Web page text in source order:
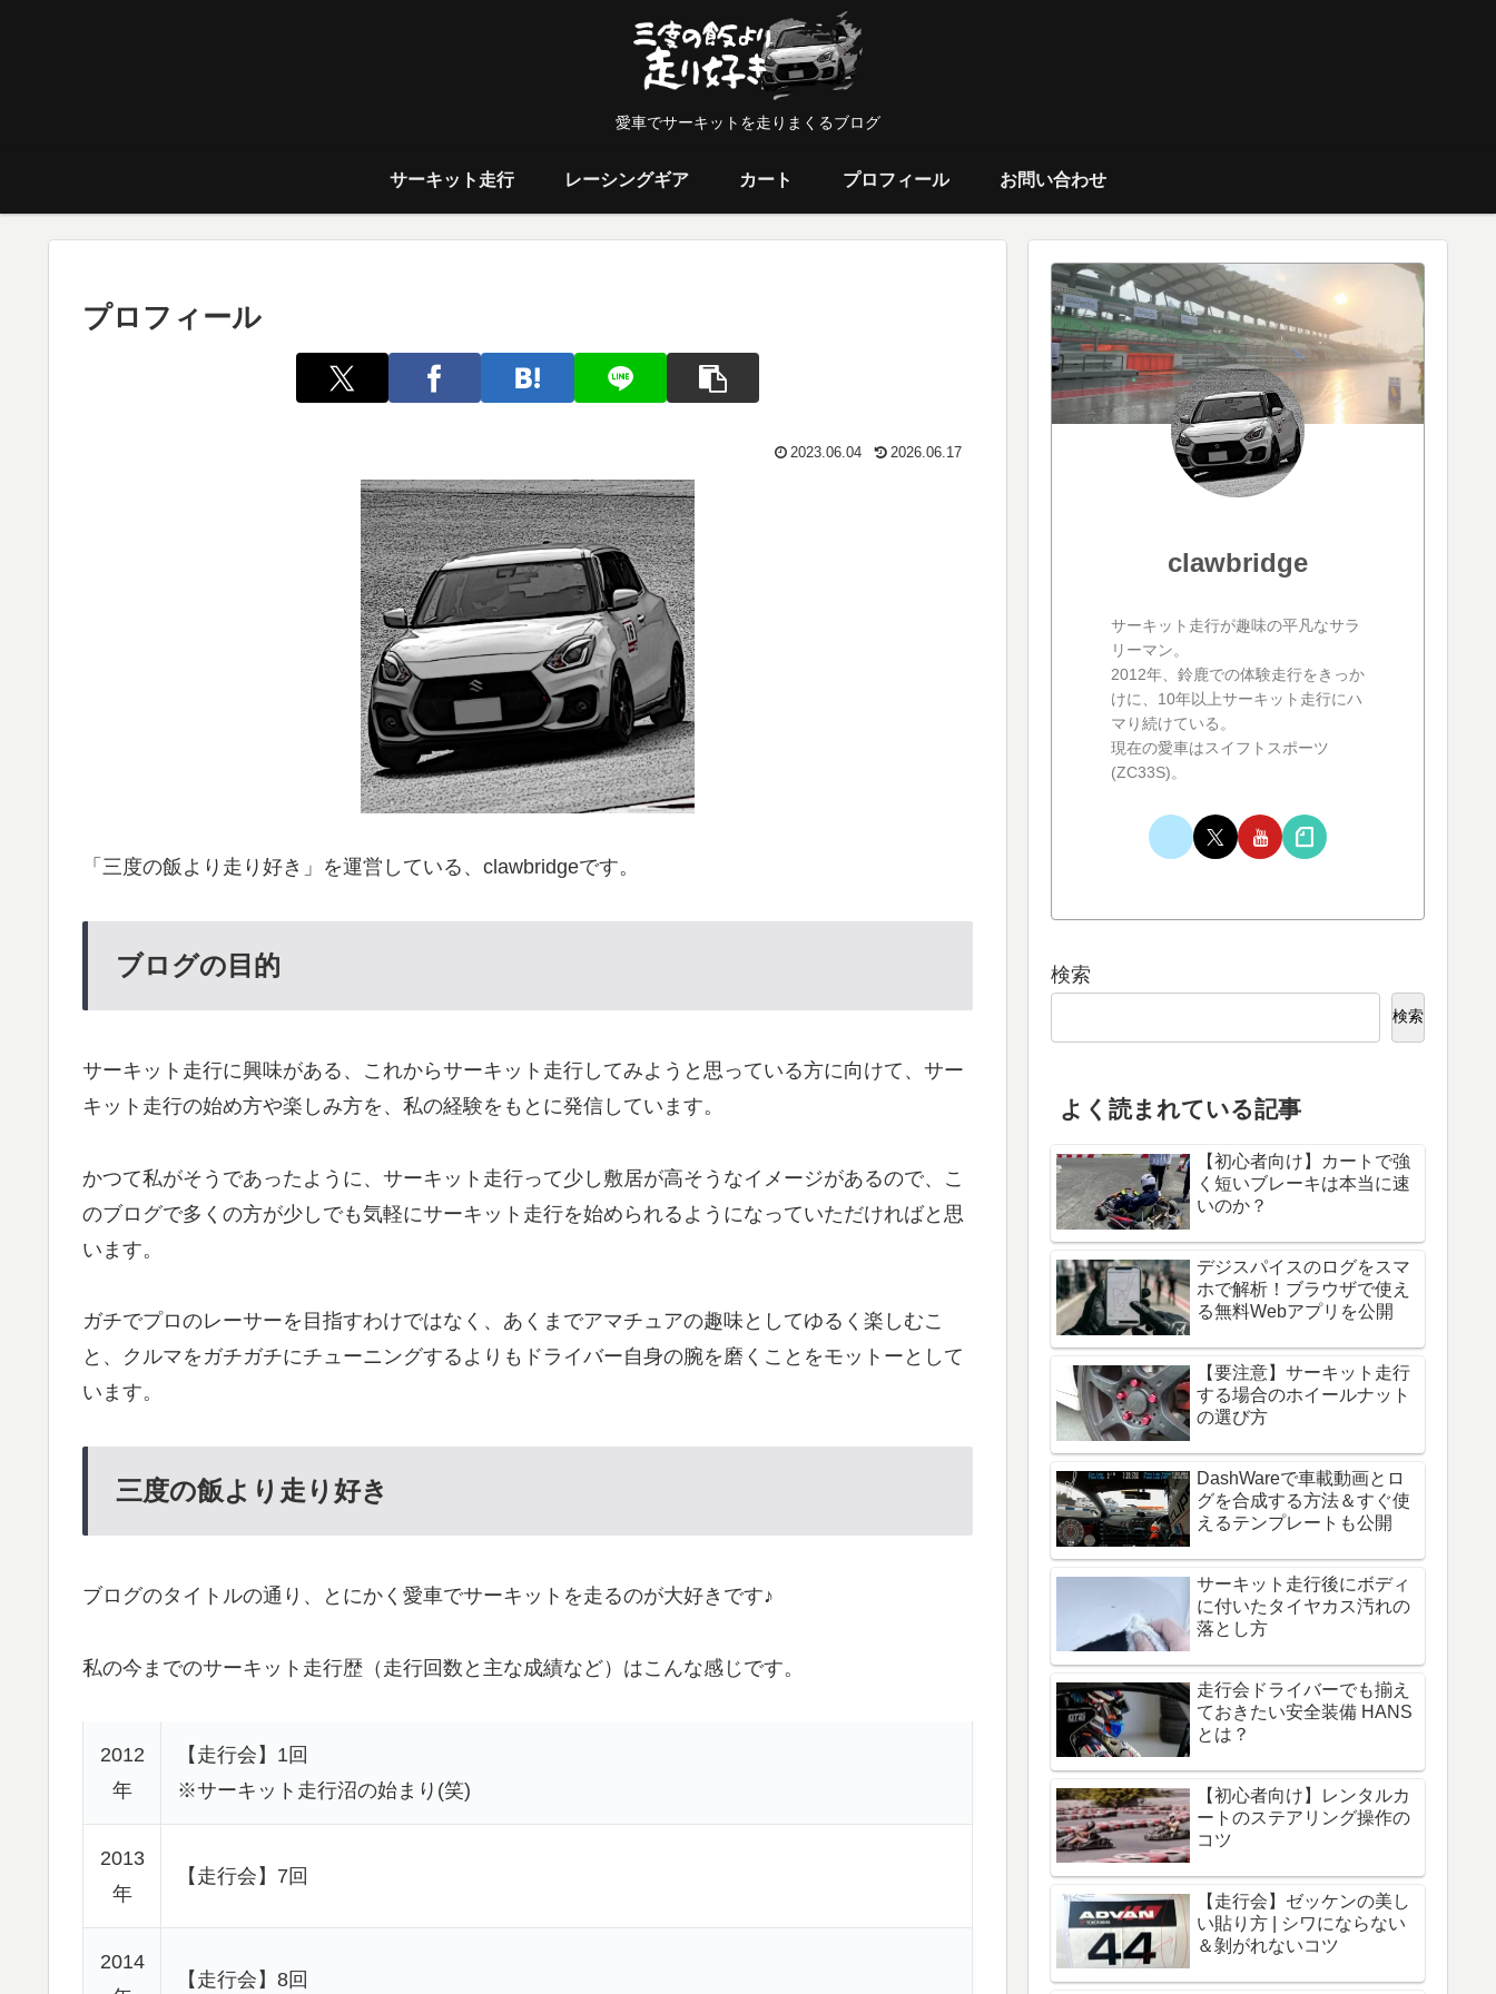
愛車でサーキットを走りまくるブログ
サーキット走行 レーシングギア カート プロフィール お問い合わせ
プロフィール
2023.06.04 2026.06.17
「三度の飯より走り好き」を運営している、clawbridgeです。
ブログの目的
サーキット走行に興味がある、これからサーキット走行してみようと思っている方に向けて、サー
キット走行の始め方や楽しみ方を、私の経験をもとに発信しています。
かつて私がそうであったように、サーキット走行って少し敷居が高そうなイメージがあるので、こ
のブログで多くの方が少しでも気軽にサーキット走行を始められるようになっていただければと思
います。
ガチでプロのレーサーを目指すわけではなく、あくまでアマチュアの趣味としてゆるく楽しむこ
と、クルマをガチガチにチューニングするよりもドライバー自身の腕を磨くことをモットーとして
います。
三度の飯より走り好き
ブログのタイトルの通り、とにかく愛車でサーキットを走るのが大好きです♪
私の今までのサーキット走行歴（走行回数と主な成績など）はこんな感じです。
2012
年
【走行会】1回
※サーキット走行沼の始まり(笑)
2013
年
【走行会】7回
2014
【走行会】8回
clawbridge
サーキット走行が趣味の平凡なサラ
リーマン。
2012年、鈴鹿での体験走行をきっか
けに、10年以上サーキット走行にハ
マり続けている。
現在の愛車はスイフトスポーツ
(ZC33S)。
検索
検索
よく読まれている記事
【初心者向け】カートで強
く短いブレーキは本当に速
いのか？
デジスパイスのログをスマ
ホで解析！ブラウザで使え
る無料Webアプリを公開
【要注意】サーキット走行
する場合のホイールナット
の選び方
DashWareで車載動画とロ
グを合成する方法＆すぐ使
えるテンプレートも公開
サーキット走行後にボディ
に付いたタイヤカス汚れの
落とし方
走行会ドライバーでも揃え
ておきたい安全装備 HANS
とは？
【初心者向け】レンタルカ
ートのステアリング操作の
コツ
【走行会】ゼッケンの美し
い貼り方 | シワにならない
＆剝がれないコツ